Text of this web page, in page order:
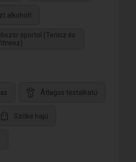
alkoholt
sportol (Tenisz és
Átlagos testalkatú
Szőke hajú